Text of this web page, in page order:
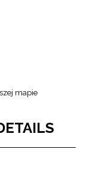
mapie